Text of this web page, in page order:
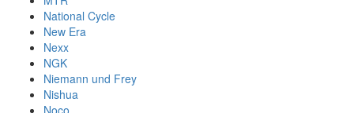
National Cycle
New Era
Nexx
NGK
Niemann und Frey
Nishua
Noco